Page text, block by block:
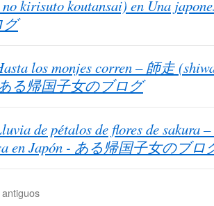
no kirisuto koutansai) en Una
グ
los monjes corren – 師走
る帰国子女のブログ
de pétalos de flores de sakura
en Japón - ある帰国子女のブロ